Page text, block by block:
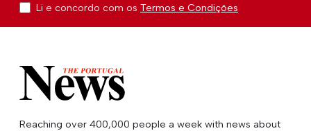
Li e concordo com os Termos e Condições
Reaching over 400,000 people a week with news about